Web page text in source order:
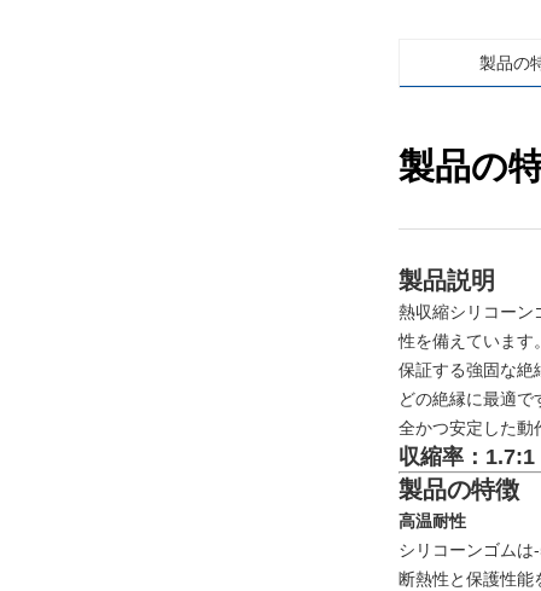
製品の
製品の
製品説明
熱収縮シリコーン
性を備えています
保証する強固な絶
どの絶縁に最適
全かつ安定した動
収縮率：
製品の特徴
高温耐性
シリコーンゴム
断熱性と保護性能